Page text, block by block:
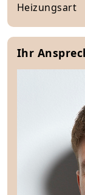
Heizungsart
Ihr